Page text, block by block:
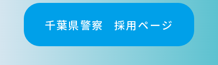
千葉県警察 採用ページ